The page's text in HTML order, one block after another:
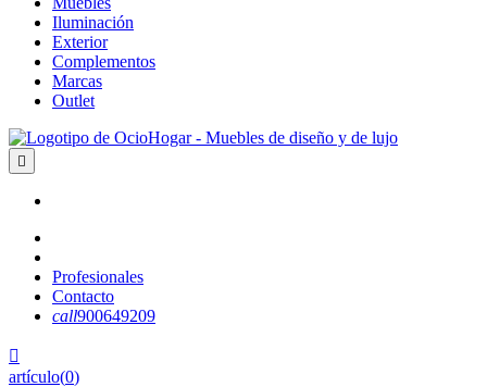
Iluminación
Exterior
Complementos
Marcas
Outlet

Profesionales
Contacto
call900649209

artículo(0)